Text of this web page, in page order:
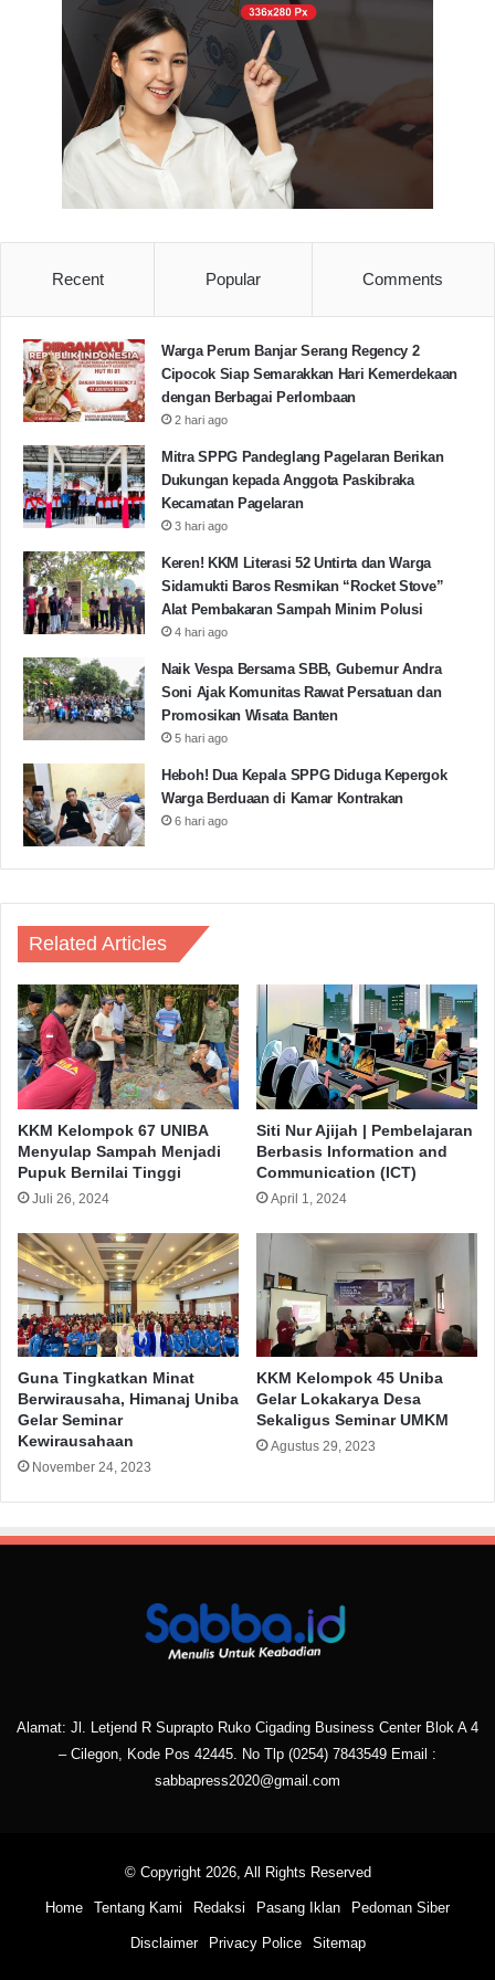
Fathur berharap melalui program ini, kelompoknya
bisa meningkatkan kesadaran dan kepedulian
masyarakat tentang pentingnya kesehatan, apalagi di
tengah pandemi Covid-19 seperti sekarang ini.
“Seperti perilaku mematuhi protokol kesehatan,
harapannya mereka bisa menaati setelah mengikuti
seminar penyuluhan ini, sehingga dapat membantu
pemerintah dalam upaya memutus rantai penyebaran
KKM Uniba KKM Uniba 2021 UNIBA
Recent Popular Comments
Warga Perum Banjar Serang Regency 2
Cipocok Siap Semarakkan Hari Kemerdekaan
dengan Berbagai Perlombaan
2 hari ago
Mitra SPPG Pandeglang Pagelaran Berikan
Dukungan kepada Anggota Paskibraka
Kecamatan Pagelaran
3 hari ago
Keren! KKM Literasi 52 Untirta dan Warga
Sidamukti Baros Resmikan “Rocket Stove”
Alat Pembakaran Sampah Minim Polusi
4 hari ago
Naik Vespa Bersama SBB, Gubernur Andra
Soni Ajak Komunitas Rawat Persatuan dan
Promosikan Wisata Banten
5 hari ago
Heboh! Dua Kepala SPPG Diduga Kepergok
Warga Berduaan di Kamar Kontrakan
6 hari ago
Related Articles
KKM Kelompok 67 UNIBA
Menyulap Sampah Menjadi
Pupuk Bernilai Tinggi
Juli 26, 2024
Siti Nur Ajijah | Pembelajaran
Berbasis Information and
Communication (ICT)
April 1, 2024
Guna Tingkatkan Minat
Berwirausaha, Himanaj Uniba
Gelar Seminar
Kewirausahaan
November 24, 2023
KKM Kelompok 45 Uniba
Gelar Lokakarya Desa
Sekaligus Seminar UMKM
Agustus 29, 2023
Alamat: Jl. Letjend R Suprapto Ruko Cigading Business Center Blok A 4
– Cilegon, Kode Pos 42445. No Tlp (0254) 7843549 Email :
sabbapress2020@gmail.com
© Copyright 2026, All Rights Reserved
Home Tentang Kami Redaksi Pasang Iklan Pedoman Siber
Disclaimer Privacy Police Sitemap